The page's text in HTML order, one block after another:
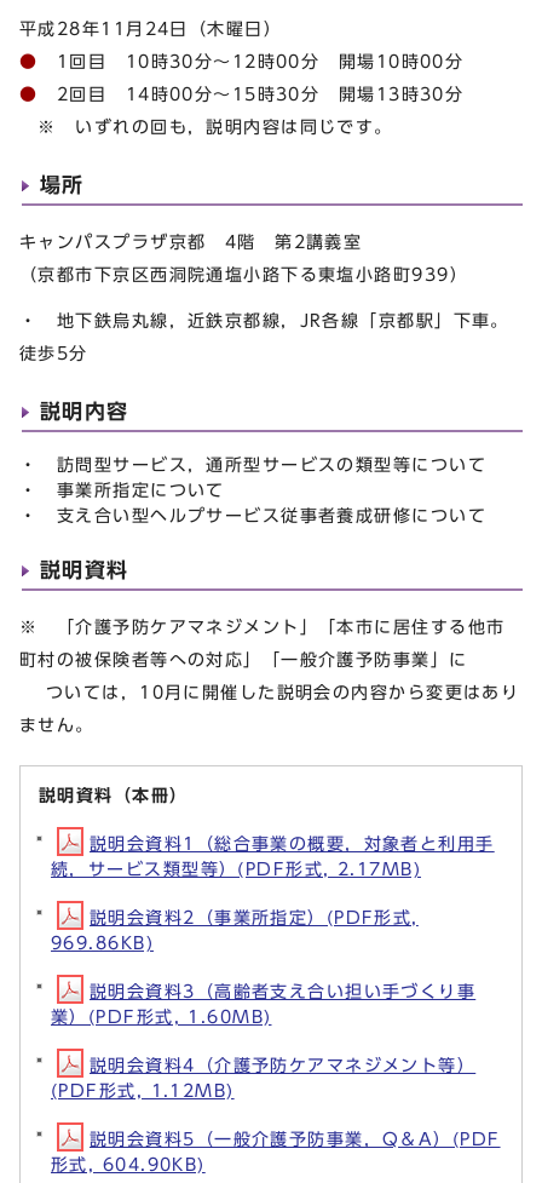
平成28年11月24日（木曜日）
●
1回目 10時30分～12時00分 開場10時00分
● 2回目 14時00分～15時30分 開場13時30分
※ いずれの回も，説明内容は同じです。
場所
キャンパスプラザ京都 4階 第2講義室
（京都市下京区西洞院通塩小路下る東塩小路町939）
・ 地下鉄烏丸線，近鉄京都線，JR各線「京都駅」下車。
徒歩5分
説明内容
・ 訪問型サービス，通所型サービスの類型等について
・ 事業所指定について
・ 支え合い型ヘルプサービス従事者養成研修について
説明資料
※ 「介護予防ケアマネジメント」「本市に居住する他市
町村の被保険者等への対応」「一般介護予防事業」に
ついては，10月に開催した説明会の内容から変更はあり
ません。
説明資料（本冊）
説明会資料1（総合事業の概要，対象者と利用手
続，サービス類型等）(PDF形式, 2.17MB)
説明会資料2（事業所指定）(PDF形式,
969.86KB)
説明会資料3（高齢者支え合い担い手づくり事
業）(PDF形式, 1.60MB)
説明会資料4（介護予防ケアマネジメント等）
(PDF形式, 1.12MB)
説明会資料5（一般介護予防事業，Q＆A）(PDF
形式, 604.90KB)